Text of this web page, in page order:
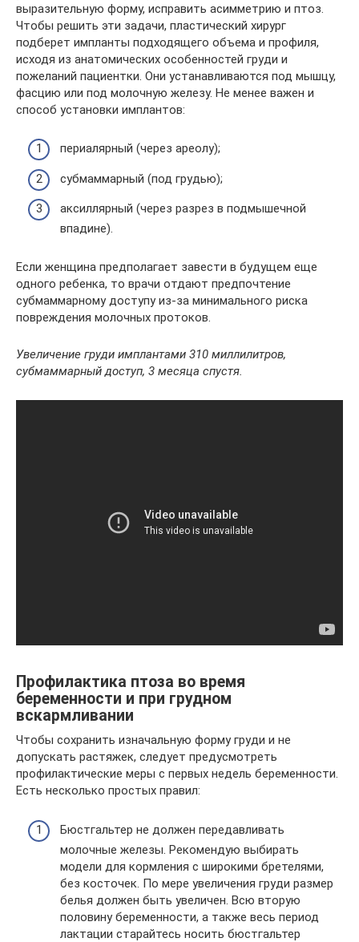
выразительную форму, исправить асимметрию и птоз.
Чтобы решить эти задачи, пластический хирург
подберет импланты подходящего объема и профиля,
исходя из анатомических особенностей груди и
пожеланий пациентки. Они устанавливаются под мышцу,
фасцию или под молочную железу. Не менее важен и
способ установки имплантов:
периалярный (через ареолу);
субмаммарный (под грудью);
аксиллярный (через разрез в подмышечной
впадине).
Если женщина предполагает завести в будущем еще
одного ребенка, то врачи отдают предпочтение
субмаммарному доступу из-за минимального риска
повреждения молочных протоков.
Увеличение груди имплантами 310 миллилитров,
субмаммарный доступ, 3 месяца спустя.
Профилактика птоза во время
беременности и при грудном
вскармливании
Чтобы сохранить изначальную форму груди и не
допускать растяжек, следует предусмотреть
профилактические меры с первых недель беременности.
Есть несколько простых правил:
Бюстгальтер не должен передавливать
молочные железы. Рекомендую выбирать
модели для кормления с широкими бретелями,
без косточек. По мере увеличения груди размер
белья должен быть увеличен. Всю вторую
половину беременности, а также весь период
лактации старайтесь носить бюстгальтер